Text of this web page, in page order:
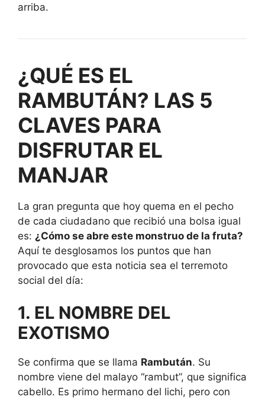
arriba.
¿QUÉ ES EL
RAMBUTÁN? LAS 5
CLAVES PARA
DISFRUTAR EL
MANJAR
La gran pregunta que hoy quema en el pecho
de cada ciudadano que recibió una bolsa igual
es: ¿Cómo se abre este monstruo de la fruta?
Aquí te desglosamos los puntos que han
provocado que esta noticia sea el terremoto
social del día:
1. EL NOMBRE DEL
EXOTISMO
Se confirma que se llama Rambután. Su
nombre viene del malayo “rambut”, que significa
cabello. Es primo hermano del lichi, pero con